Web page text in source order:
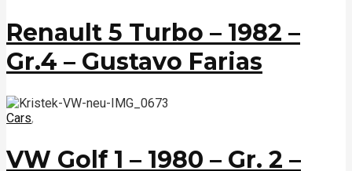
Renault 5 Turbo – 1982 –
Gr.4 – Gustavo Farias
Cars,
VW Golf 1 – 1980 – Gr. 2 –